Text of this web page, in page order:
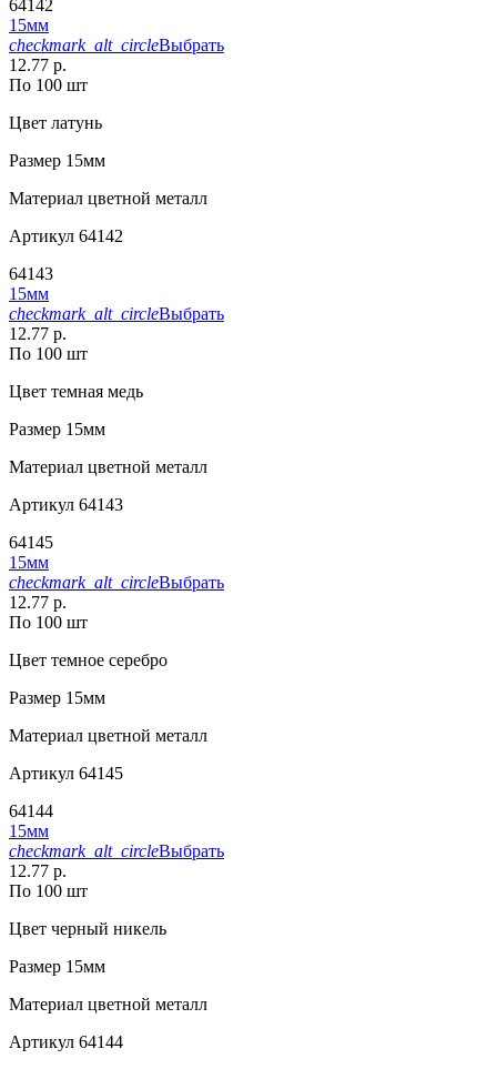
64142
15мм
checkmark_alt_circleВыбрать
12.77 р.
По 100 шт
Цвет латунь
Размер 15мм
Материал цветной металл
Артикул 64142
64143
15мм
checkmark_alt_circleВыбрать
12.77 р.
По 100 шт
Цвет темная медь
Размер 15мм
Материал цветной металл
Артикул 64143
64145
15мм
checkmark_alt_circleВыбрать
12.77 р.
По 100 шт
Цвет темное серебро
Размер 15мм
Материал цветной металл
Артикул 64145
64144
15мм
checkmark_alt_circleВыбрать
12.77 р.
По 100 шт
Цвет черный никель
Размер 15мм
Материал цветной металл
Артикул 64144